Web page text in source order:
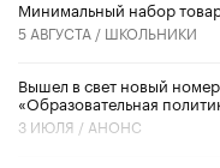
Минимальный набор
5 АВГУСТА / ШКОЛЬНИКИ
Вышел в свет новый
«Образовательная
3 ИЮЛЯ / АНОНС